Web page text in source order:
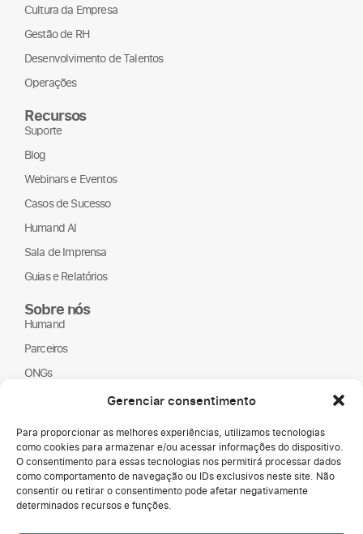
Gerenciar consentimento
Para proporcionar as melhores experiências, utilizamos tecnologias
como cookies para armazenar e/ou acessar informações do dispositivo.
O consentimento para essas tecnologias nos permitirá processar dados
como comportamento de navegação ou IDs exclusivos neste site. Não
consentir ou retirar o consentimento pode afetar negativamente
determinados recursos e funções.
Cultura da Empresa
Gestão de RH
Desenvolvimento de Talentos
Operações
Recursos
Suporte
Blog
Webinars e Eventos
Casos de Sucesso
Humand AI
Sala de Imprensa
Guias e Relatórios
Sobre nós
Humand
Parceiros
ONGs